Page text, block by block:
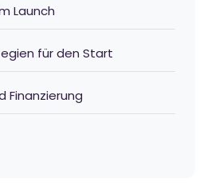
Launch
für den Start
Finanzierung